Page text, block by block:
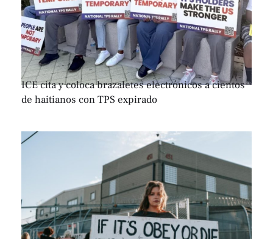
ICE cita y coloca brazaletes electrónicos a cientos
de haitianos con TPS expirado